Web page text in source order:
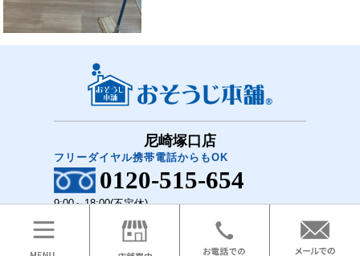
尼崎塚口店
フリーダイヤル携帯電話からもOK
0120-515-654
9:00～18:00(不定休)
COPYRIGHT(C)2018 おそうじ本舗 尼崎塚口店 All Rights Reserved.